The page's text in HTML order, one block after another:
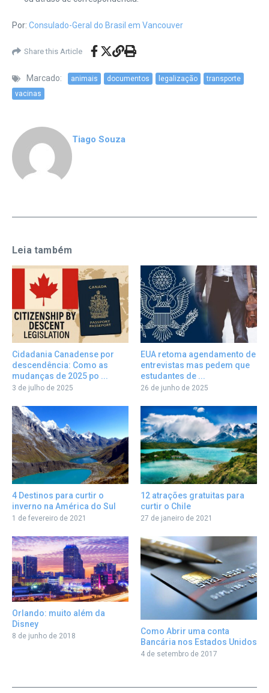
Por: Consulado-Geral do Brasil em Vancouver
Share this Article
Marcado: animais documentos legalização
transporte
vacinas
Tiago Souza
Leia também
Cidadania Canadense por
descendência: Como as
mudanças de 2025 po ...
3 de julho de 2025
EUA retoma agendamento de
entrevistas mas pedem que
estudantes de ...
26 de junho de 2025
4 Destinos para curtir o
inverno na América do Sul
1 de fevereiro de 2021
12 atrações gratuitas para
curtir o Chile
27 de janeiro de 2021
Orlando: muito além da
Disney
8 de junho de 2018
Como Abrir uma conta
Bancária nos Estados Unidos
4 de setembro de 2017